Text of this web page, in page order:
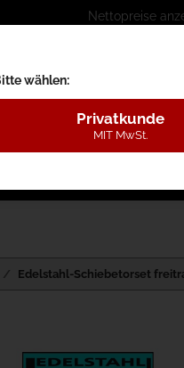
Nettopreise
Edelstahl-Schiebetorset
wählen:
Privatkunde
MIT MwSt.